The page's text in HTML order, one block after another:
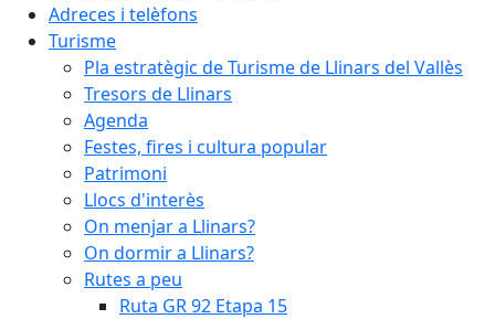
Adreces i telèfons
Turisme
Pla estratègic de Turisme de Llinars del Vallès
Tresors de Llinars
Agenda
Festes, fires i cultura popular
Patrimoni
Llocs d'interès
On menjar a Llinars?
On dormir a Llinars?
Rutes a peu
Ruta GR 92 Etapa 15